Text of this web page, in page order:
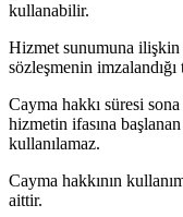
kullanabilir.
Hizmet sunumuna ilişkin
sözleşmenin imzalandığı
Cayma hakkı süresi
hizmetin ifasına
kullanılamaz.
Cayma hakkının
aittir.